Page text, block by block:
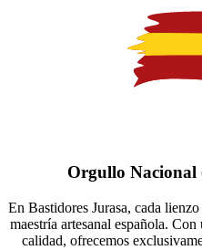
Orgullo Nacional
En Bastidores Jurasa, cada
maestría artesanal española.
calidad, ofrecemos